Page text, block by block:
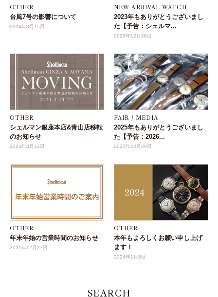
OTHER
台風7号の影響について
2024年8月15日
NEW ARRIVAL WATCH
2023年もありがとうございまし
た【予告：シェルマ...
2023年12月28日
OTHER
シェルマン銀座本店&青山店移転
のお知らせ
2024年3月12日
FAIR / MEDIA
2025年もありがとうございまし
た【予告：2026...
2025年12月29日
OTHER
年末年始の営業時間のお知らせ
2021年12月27日
OTHER
本年もよろしくお願い申し上げ
ます！
2024年1月5日
SEARCH